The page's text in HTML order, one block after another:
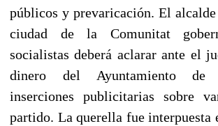
públicos y prevaricación. El
ciudad de la Comunitat
socialistas deberá aclarar ante el
dinero del Ayuntamiento de
inserciones publicitarias sobre
partido. La querella fue interpuesta